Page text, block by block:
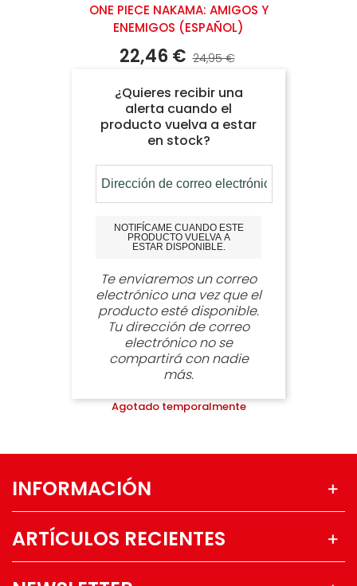
ONE PIECE NAKAMA: AMIGOS Y
ENEMIGOS (ESPAÑOL)
22,46 € 24,95 €
¿Quieres recibir una
alerta cuando el
producto vuelva a estar
en stock?
NOTIFÍCAME CUANDO ESTE
PRODUCTO VUELVA A
ESTAR DISPONIBLE.
Te enviaremos un correo
electrónico una vez que el
producto esté disponible.
Tu dirección de correo
electrónico no se
compartirá con nadie
más.
Agotado temporalmente
INFORMACIÓN
ARTÍCULOS RECIENTES